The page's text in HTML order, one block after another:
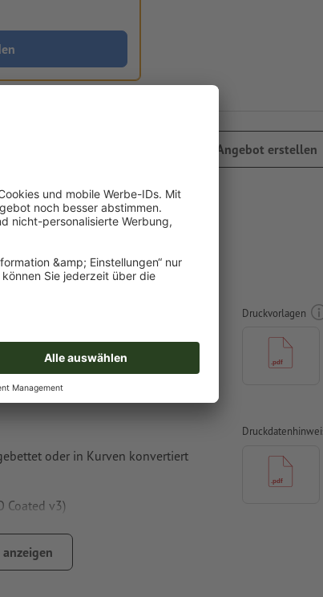
Angebot erstellen
für Ausleger, 150 x 400
oder in Kurven konvertiert
Coated v3)
von uns nicht geprüft
von uns nicht geprüft
Druckvorlagen